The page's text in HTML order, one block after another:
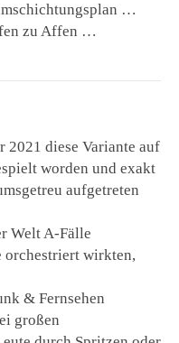
…
zu Affen …
2021 diese Variante auf
worden und exakt
aufgetreten
Welt A-Fälle
wirkten,
& Fernsehen
großen